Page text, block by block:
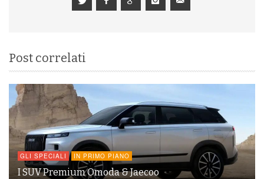
Post correlati
GLI SPECIALI IN PRIMO PIANO
I SUV Premium Omoda & Jaecoo